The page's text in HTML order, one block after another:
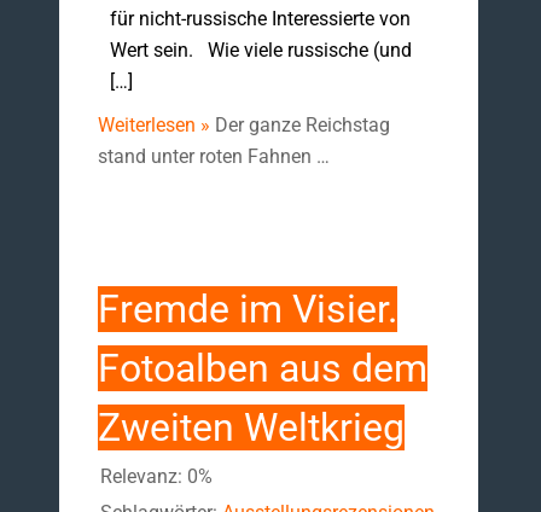
für nicht-russische Interessierte von
Wert sein. Wie viele russische (und
[…]
Weiterlesen » Der ganze Reichstag
stand unter roten Fahnen …
Fremde im Visier.
Fotoalben aus dem
Zweiten Weltkrieg
Relevanz: 0%